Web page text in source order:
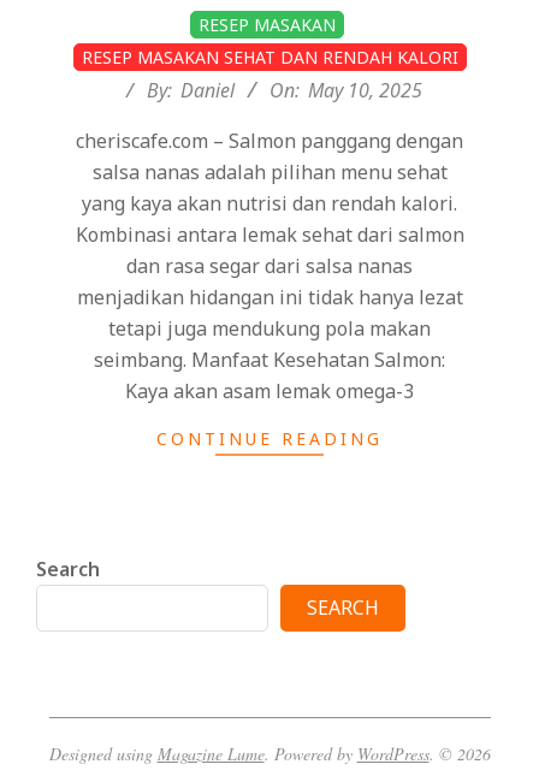
05-
10
RESEP MASAKAN
RESEP MASAKAN SEHAT DAN RENDAH KALORI
By: Daniel On: May 10, 2025
cheriscafe.com – Salmon panggang dengan
salsa nanas adalah pilihan menu sehat
yang kaya akan nutrisi dan rendah kalori.
Kombinasi antara lemak sehat dari salmon
dan rasa segar dari salsa nanas
menjadikan hidangan ini tidak hanya lezat
tetapi juga mendukung pola makan
seimbang. Manfaat Kesehatan Salmon:
Kaya akan asam lemak omega-3
CONTINUE READING
Search
SEARCH
Designed using Magazine Lume. Powered by WordPress. © 2026